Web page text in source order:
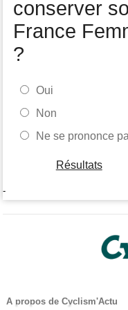
conserver
France
?
Oui
Non
Ne se prononce
Résultats
-
A propos de Cyclism'Actu